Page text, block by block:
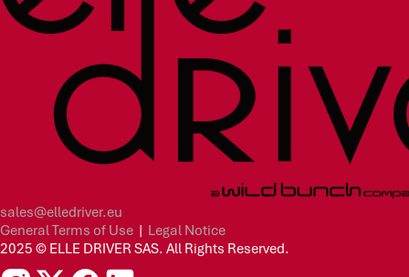
sales@elledriver.eu
General Terms of Use | Legal Notice
2025 © ELLE DRIVER SAS. All Rights Reserved.